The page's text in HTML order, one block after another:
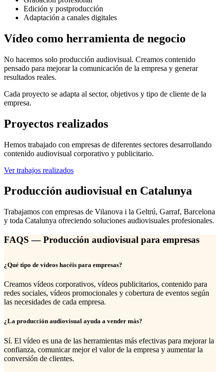
Edición y postproducción
Adaptación a canales digitales
Vídeo como herramienta de negocio
No hacemos solo producción audiovisual. Creamos contenido
pensado para mejorar la comunicación de la empresa y generar
resultados reales.
Cada proyecto se adapta al sector, objetivos y tipo de cliente de la
empresa.
Proyectos realizados
Hemos trabajado con empresas de diferentes sectores desarrollando
contenido audiovisual corporativo y publicitario.
Ver trabajos realizados
Producción audiovisual en Catalunya
Trabajamos con empresas de Vilanova i la Geltrú, Garraf, Barcelona
y toda Catalunya ofreciendo soluciones audiovisuales profesionales.
FAQS — Producción audiovisual para empresas
¿Qué tipo de vídeos hacéis para empresas?
Creamos vídeos corporativos, vídeos publicitarios, contenido para
redes sociales, vídeos promocionales y cobertura de eventos según
las necesidades de cada empresa.
¿La producción audiovisual ayuda a vender más?
Sí. El vídeo es una de las herramientas más efectivas para mejorar la
confianza, comunicar mejor el valor de la empresa y aumentar la
conversión de clientes.